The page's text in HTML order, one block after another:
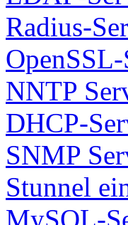
Radius-
NNTP
DHCP-
SNMP
Stunnel
MySQL-